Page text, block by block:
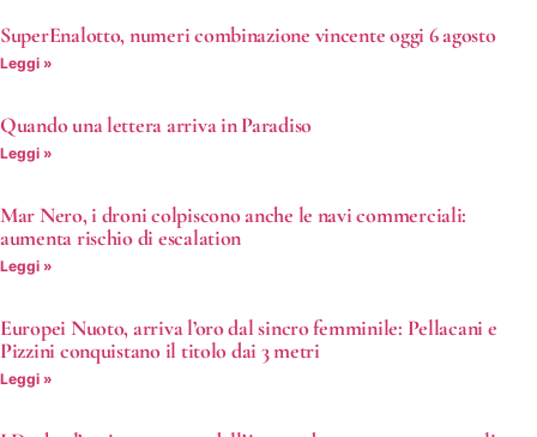
SuperEnalotto, numeri combinazione vincente oggi 6 agosto
Leggi »
Quando una lettera arriva in Paradiso
Leggi »
Mar Nero, i droni colpiscono anche le navi commerciali:
aumenta rischio di escalation
Leggi »
Europei Nuoto, arriva l’oro dal sincro femminile: Pellacani e
Pizzini conquistano il titolo dai 3 metri
Leggi »